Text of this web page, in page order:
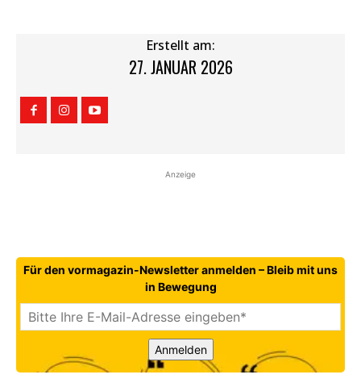
Erstellt am:
27. JANUAR 2026
Anzeige
Für den vormagazin-Newsletter anmelden – Bleib mit uns
in Bewegung
Anmelden